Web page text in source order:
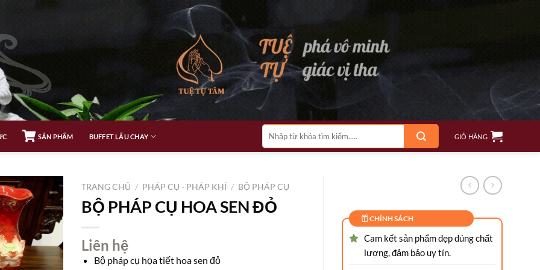
SẢN PHẨM BUFFET LẨU CHAY
Tìm
kiếm:
GIỎ HÀNG
TRANG CHỦ / PHÁP CỤ - PHÁP KHÍ / BỘ PHÁP CỤ
BỘ PHÁP CỤ HOA SEN ĐỎ
Liên hệ
Bộ pháp cụ họa tiết hoa sen đỏ
CHÍNH SÁCH
Cam kết sản phẩm đẹp đúng chất
lượng, đảm bảo uy tín.